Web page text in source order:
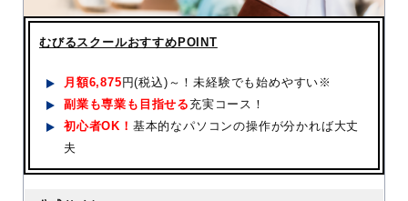
むびるスクールおすすめPOINT
月額6,875 円(税込)～！未経験でも始めやすい※
副業も専業も目指せる充実コース！
初心者OK！ 基本的なパソコンの操作が分かれば大丈
夫